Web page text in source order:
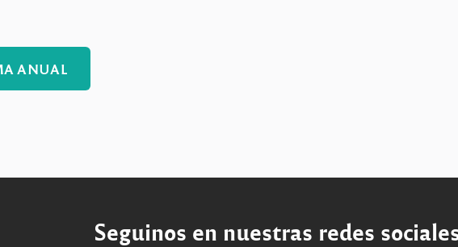
ANUAL
Seguinos en nuestras redes